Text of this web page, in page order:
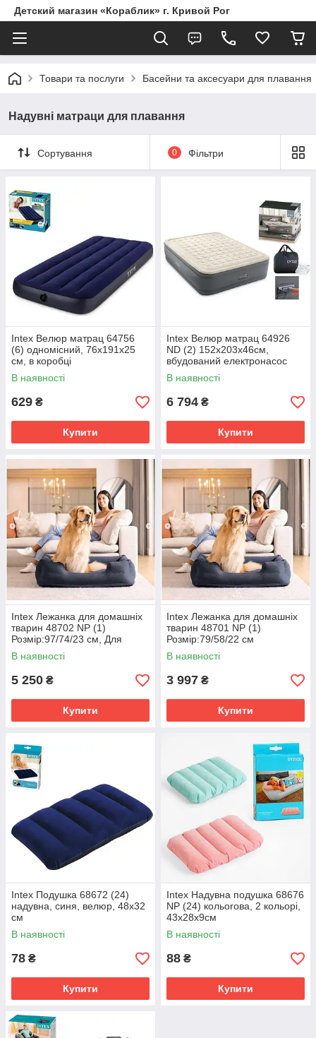
Детский магазин «Кораблик» г. Кривой Рог
Товари та послуги Басейни та аксесуари для плавання
Надувні матраци для плавання
Сортування 0 Фільтри
Intex Велюр матрац 64756
(6) одномісний, 76х191х25
см, в коробці
В наявності
629 ₴
Купити
Intex Велюр матрац 64926
ND (2) 152х203х46см,
вбудований електронасос
PremAire, двоспальний
В наявності
6 794 ₴
Купити
Intex Лежанка для домашніх
тварин 48702 NP (1)
Розмір:97/74/23 см, Для
собак вагою до 22.7 кг
В наявності
5 250 ₴
Купити
Intex Лежанка для домашніх
тварин 48701 NP (1)
Розмір:79/58/22 см
В наявності
3 997 ₴
Купити
Intex Подушка 68672 (24)
надувна, синя, велюр, 48х32
см
В наявності
78 ₴
Купити
Intex Надувна подушка 68676
NP (24) кольorова, 2 кольорі,
43х28х9см
В наявності
88 ₴
Купити